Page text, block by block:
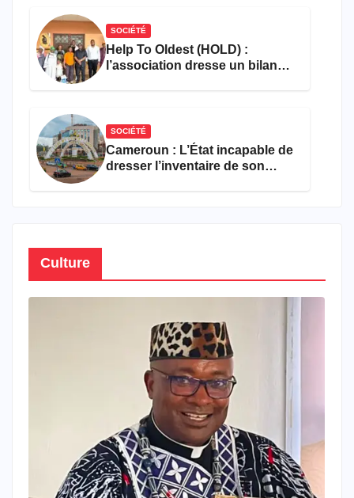
SOCIÉTÉ
Help To Oldest (HOLD) :
l’association dresse un bilan
SOCIÉTÉ
Cameroun : L’État incapable de
dresser l’inventaire de son
Culture